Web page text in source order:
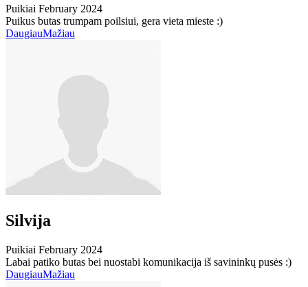
Puikiai February 2024
Puikus butas trumpam poilsiui, gera vieta mieste :)
DaugiauMažiau
Silvija
Puikiai February 2024
Labai patiko butas bei nuostabi komunikacija iš savininkų pusės :)
DaugiauMažiau